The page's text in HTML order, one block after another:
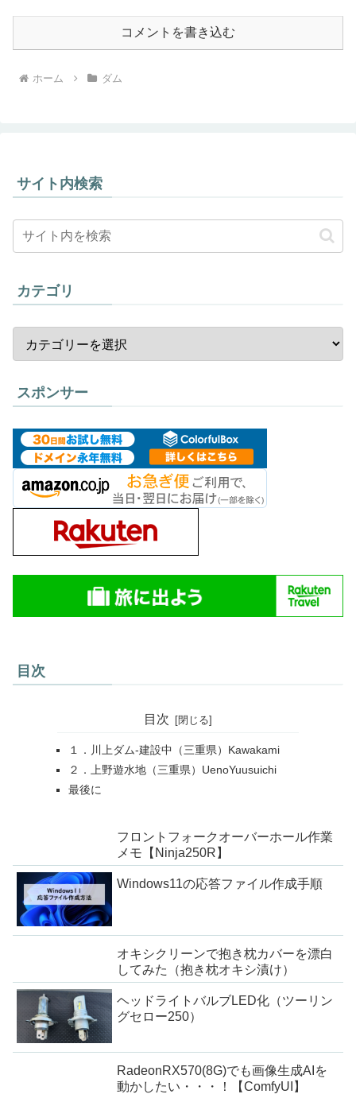
コメントを書き込む
ホーム ダム
サイト内検索
カテゴリ
スポンサー
目次
目次
１．川上ダム-建設中（三重県）Kawakami
２．上野遊水地（三重県）UenoYuusuichi
最後に
フロントフォークオーバーホール作業
メモ【Ninja250R】
Windows11の応答ファイル作成手順
オキシクリーンで抱き枕カバーを漂白
してみた（抱き枕オキシ漬け）
ヘッドライトバルブLED化（ツーリン
グセロー250）
RadeonRX570(8G)でも画像生成AIを
動かしたい・・・！【ComfyUI】